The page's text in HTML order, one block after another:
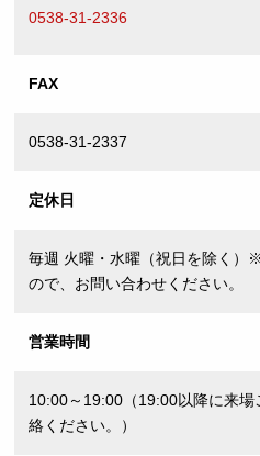
0538-31-2336
FAX
0538-31-2337
定休日
毎週 火曜・水曜（祝日を除く）
ので、お問い合わせください。
営業時間
10:00～19:00（19:00以降に来
絡ください。）